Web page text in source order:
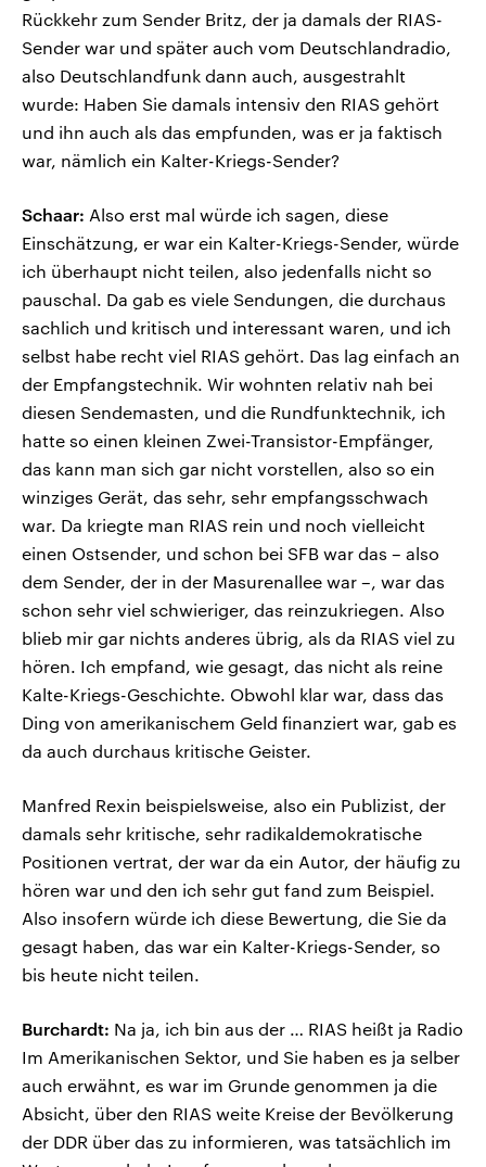
Rückkehr zum Sender Britz, der ja damals der RIAS-
Sender war und später auch vom Deutschlandradio,
also Deutschlandfunk dann auch, ausgestrahlt
wurde: Haben Sie damals intensiv den RIAS gehört
und ihn auch als das empfunden, was er ja faktisch
war, nämlich ein Kalter-Kriegs-Sender?
Schaar: Also erst mal würde ich sagen, diese
Einschätzung, er war ein Kalter-Kriegs-Sender, würde
ich überhaupt nicht teilen, also jedenfalls nicht so
pauschal. Da gab es viele Sendungen, die durchaus
sachlich und kritisch und interessant waren, und ich
selbst habe recht viel RIAS gehört. Das lag einfach an
der Empfangstechnik. Wir wohnten relativ nah bei
diesen Sendemasten, und die Rundfunktechnik, ich
hatte so einen kleinen Zwei-Transistor-Empfänger,
das kann man sich gar nicht vorstellen, also so ein
winziges Gerät, das sehr, sehr empfangsschwach
war. Da kriegte man RIAS rein und noch vielleicht
einen Ostsender, und schon bei SFB war das – also
dem Sender, der in der Masurenallee war –, war das
schon sehr viel schwieriger, das reinzukriegen. Also
blieb mir gar nichts anderes übrig, als da RIAS viel zu
hören. Ich empfand, wie gesagt, das nicht als reine
Kalte-Kriegs-Geschichte. Obwohl klar war, dass das
Ding von amerikanischem Geld finanziert war, gab es
da auch durchaus kritische Geister.
Manfred Rexin beispielsweise, also ein Publizist, der
damals sehr kritische, sehr radikaldemokratische
Positionen vertrat, der war da ein Autor, der häufig zu
hören war und den ich sehr gut fand zum Beispiel.
Also insofern würde ich diese Bewertung, die Sie da
gesagt haben, das war ein Kalter-Kriegs-Sender, so
bis heute nicht teilen.
Burchardt: Na ja, ich bin aus der … RIAS heißt ja Radio
Im Amerikanischen Sektor, und Sie haben es ja selber
auch erwähnt, es war im Grunde genommen ja die
Absicht, über den RIAS weite Kreise der Bevölkerung
der DDR über das zu informieren, was tatsächlich im